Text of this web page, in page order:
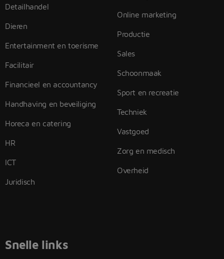
Detailhandel
Dieren
Entertainment en toerisme
Facilitair
Financieel en accountancy
Handhaving en beveiliging
Horeca en catering
HR
ICT
Juridisch
Online marketing
Productie
Sales
Schoonmaak
Sport en recreatie
Techniek
Vastgoed
Zorg en medisch
Overheid
Snelle links